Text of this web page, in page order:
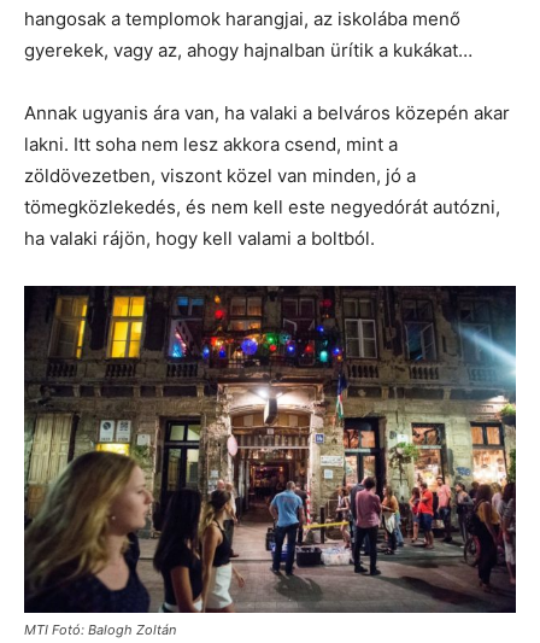
hangosak a templomok harangjai, az iskolába menő
gyerekek, vagy az, ahogy hajnalban ürítik a kukákat…
Annak ugyanis ára van, ha valaki a belváros közepén akar
lakni. Itt soha nem lesz akkora csend, mint a
zöldövezetben, viszont közel van minden, jó a
tömegközlekedés, és nem kell este negyedórát autózni,
ha valaki rájön, hogy kell valami a boltból.
MTI Fotó: Balogh Zoltán